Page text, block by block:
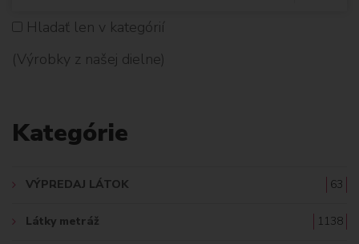
D
Hladať len v kategórií
(Výrobky z našej dielne)
Kategórie
VÝPREDAJ LÁTOK 63
Látky metráž 1138